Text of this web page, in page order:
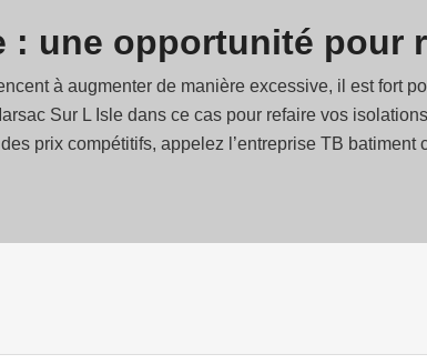
: une opportunité pour
à augmenter de manière excessive, il est fort
Sur L Isle dans ce cas pour refaire vos
prix compétitifs, appelez l’entreprise TB